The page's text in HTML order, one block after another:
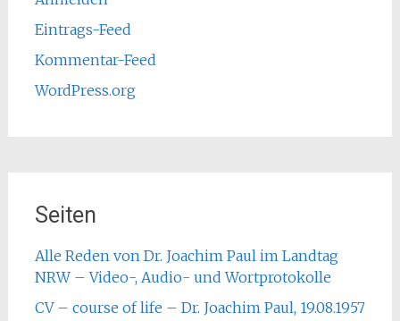
Eintrags-Feed
Kommentar-Feed
WordPress.org
Seiten
Alle Reden von Dr. Joachim Paul im Landtag
NRW – Video-, Audio- und Wortprotokolle
CV – course of life – Dr. Joachim Paul, 19.08.1957